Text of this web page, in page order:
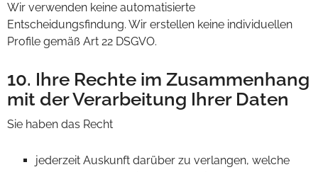
Wir verwenden keine automatisierte
Entscheidungsfindung. Wir erstellen keine individuellen
Profile gemäß Art 22 DSGVO.
10. Ihre Rechte im Zusammenhang
mit der Verarbeitung Ihrer Daten
Sie haben das Recht
jederzeit Auskunft darüber zu verlangen, welche